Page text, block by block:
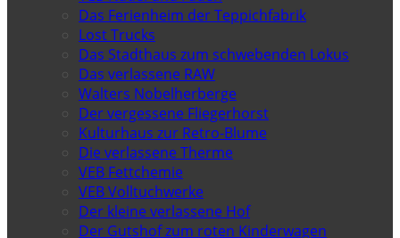
Das Ferienheim der Teppichfabrik
Lost Trucks
Das Stadthaus zum schwebenden Lokus
Das verlassene RAW
Walters Nobelherberge
Der vergessene Fliegerhorst
Kulturhaus zur Retro-Blume
Die verlassene Therme
VEB Fettchemie
VEB Volltuchwerke
Der kleine verlassene Hof
Der Gutshof zum roten Kinderwagen